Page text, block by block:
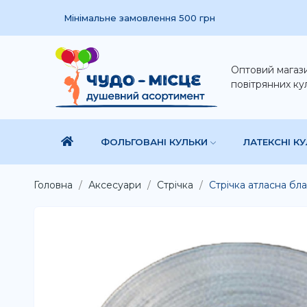
Мінімальне замовлення 500 грн
Оптовий
повітрянних
ФОЛЬГОВАНІ КУЛЬКИ ЛАТЕКСНІ
Головна Аксесуари Стрічка Стрічка атласна